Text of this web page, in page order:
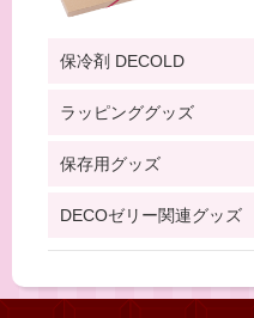
保冷剤 DECOLD
ラッピンググッズ
保存用グッズ
DECOゼリー関連グッズ